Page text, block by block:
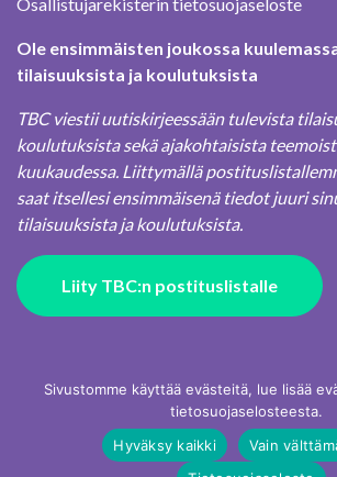
Ole ensimmäisten joukossa
tilaisuuksista ja koulutuksista
TBC viestii uutiskirjeessään tulevista
koulutuksista sekä ajakohtaisista
kuukaudessa. Liittymällä
saat itsellesi ensimmäisenä tiedot juuri
tilaisuuksista ja koulutuksista.
Liity TBC:n postituslistalle
Sivustomme käyttää evästeitä, lue lisää
tietosuojaselosteesta.
Hyväksy kaikki
Vain